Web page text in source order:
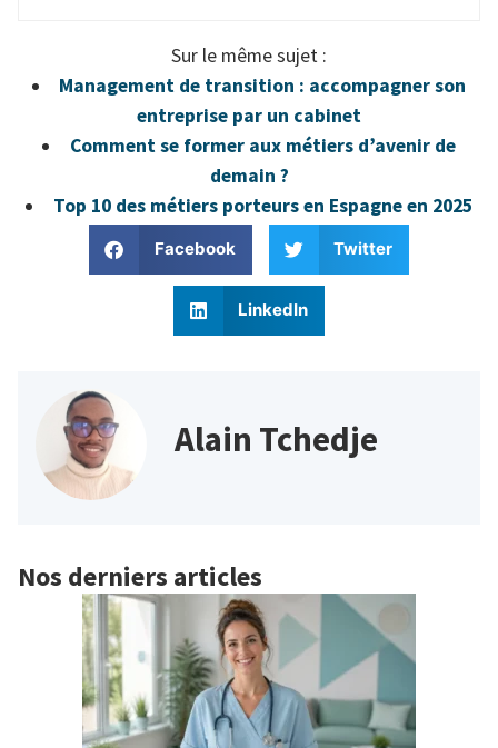
Sur le même sujet :
Management de transition : accompagner son
entreprise par un cabinet
Comment se former aux métiers d’avenir de
demain ?
Top 10 des métiers porteurs en Espagne en 2025
Facebook Twitter
LinkedIn
Alain Tchedje
Nos derniers articles